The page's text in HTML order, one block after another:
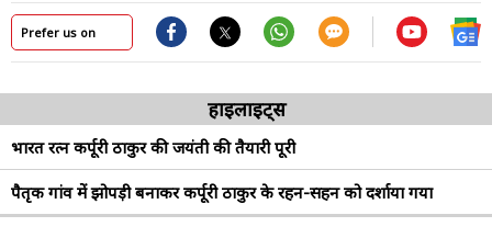
Prefer us on
हाइलाइट्स
भारत रत्न कर्पूरी ठाकुर की जयंती की तैयारी पूरी
पैतृक गांव में झोपड़ी बनाकर कर्पूरी ठाकुर के रहन-सहन को दर्शाया गया